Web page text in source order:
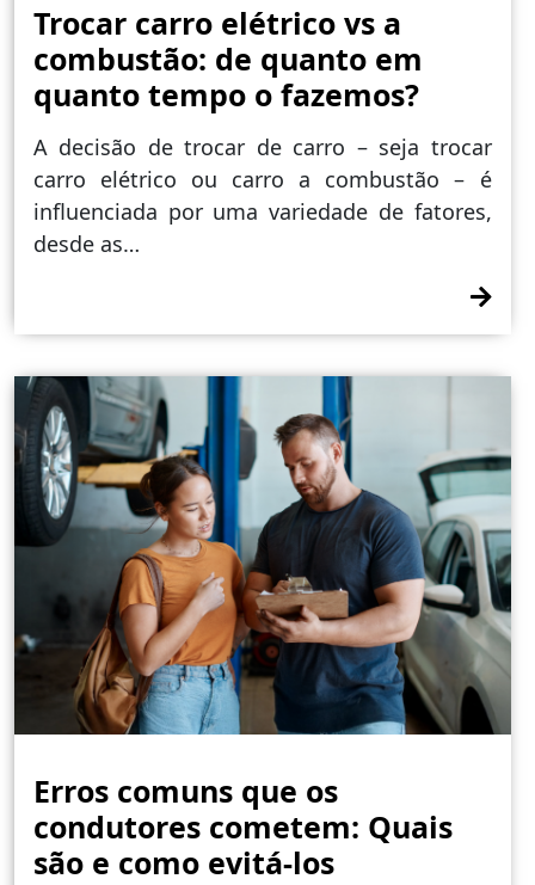
Trocar carro elétrico vs a
combustão: de quanto em
quanto tempo o fazemos?
A decisão de trocar de carro – seja trocar
carro elétrico ou carro a combustão – é
influenciada por uma variedade de fatores,
desde as…
Erros comuns que os
condutores cometem: Quais
são e como evitá-los